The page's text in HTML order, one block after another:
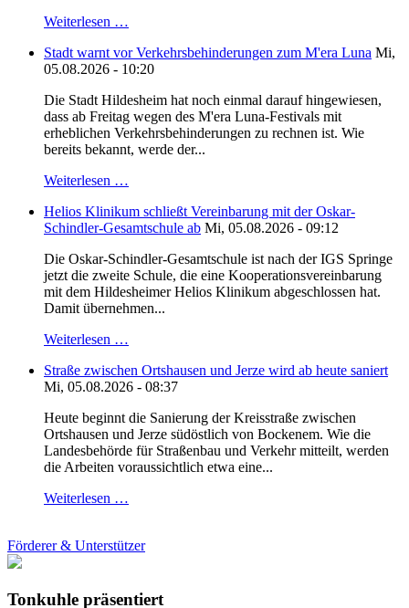
Weiterlesen …
Stadt warnt vor Verkehrsbehinderungen zum M'era Luna Mi,
05.08.2026 - 10:20
Die Stadt Hildesheim hat noch einmal darauf hingewiesen,
dass ab Freitag wegen des M'era Luna-Festivals mit
erheblichen Verkehrsbehinderungen zu rechnen ist. Wie
bereits bekannt, werde der...
Weiterlesen …
Helios Klinikum schließt Vereinbarung mit der Oskar-
Schindler-Gesamtschule ab Mi, 05.08.2026 - 09:12
Die Oskar-Schindler-Gesamtschule ist nach der IGS Springe
jetzt die zweite Schule, die eine Kooperationsvereinbarung
mit dem Hildesheimer Helios Klinikum abgeschlossen hat.
Damit übernehmen...
Weiterlesen …
Straße zwischen Ortshausen und Jerze wird ab heute saniert
Mi, 05.08.2026 - 08:37
Heute beginnt die Sanierung der Kreisstraße zwischen
Ortshausen und Jerze südöstlich von Bockenem. Wie die
Landesbehörde für Straßenbau und Verkehr mitteilt, werden
die Arbeiten voraussichtlich etwa eine...
Weiterlesen …
Förderer & Unterstützer
Tonkuhle präsentiert